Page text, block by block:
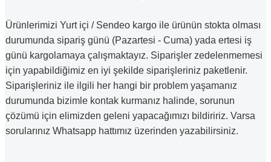
Ürünlerimizi Yurt içi / Sendeo kargo ile ürünün stokta olması
durumunda sipariş günü (Pazartesi - Cuma) yada ertesi iş
günü kargolamaya çalışmaktayız. Siparişler zedelenmemesi
için yapabildiğimiz en iyi şekilde siparişleriniz paketlenir.
Siparişleriniz ile ilgili her hangi bir problem yaşamanız
durumunda bizimle kontak kurmanız halinde, sorunun
çözümü için elimizden geleni yapacağımızı bildiririz. Varsa
sorularınız Whatsapp hattımız üzerinden yazabilirsiniz.